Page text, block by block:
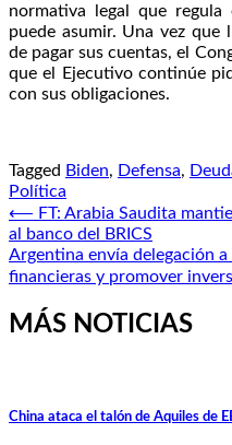
normativa legal que
puede asumir. Una vez
de pagar sus cuentas, el
que el Ejecutivo continúe
con sus obligaciones.
Tagged Biden, Defensa,
Política
Navegación
de
entradas
⟵ FT: Arabia Saudita
al banco del BRICS
Argentina envía delegación
financieras y promover
MÁS NOTICIAS
China ataca el talón de Aquiles de